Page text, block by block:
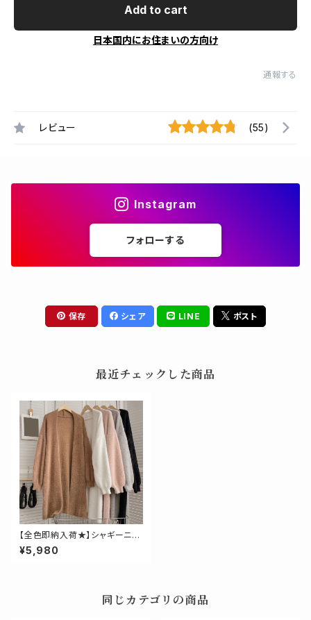
Add to cart
日本国内にお住まいの方向け
通報する
レビュー (55)
Instagram
フォローする
保存 シェア LINE ポスト
最近チェックした商品
【全色即納入荷★】シャギーニッ
トロングカーディガン
¥5,980
同じカテゴリの商品